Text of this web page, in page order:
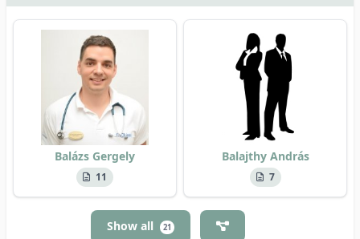
Balázs Gergely
11
Balajthy András
7
Show all 21